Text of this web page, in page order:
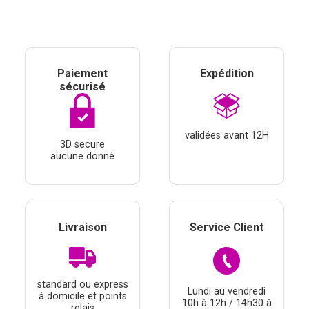
Paiement
sécurisé
3D secure
aucune donné
Expédition
validées avant 12H
Livraison
standard ou express
à domicile et points
Service Client
Lundi au vendredi
10h à 12h / 14h30 à